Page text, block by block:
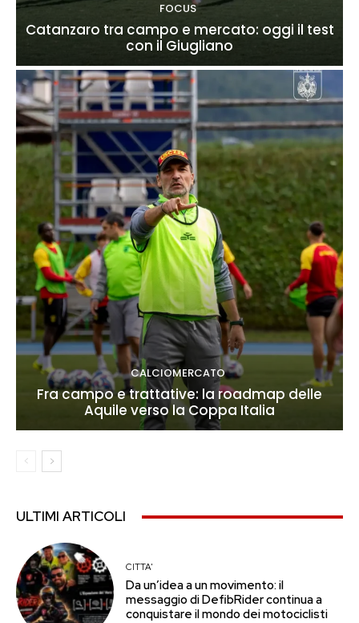
FOCUS
Catanzaro tra campo e mercato: oggi il test
con il Giugliano
CALCIOMERCATO
Fra campo e trattative: la roadmap delle
Aquile verso la Coppa Italia
ULTIMI ARTICOLI
CITTA'
Da un’idea a un movimento: il
messaggio di DefibRider continua a
conquistare il mondo dei motociclisti